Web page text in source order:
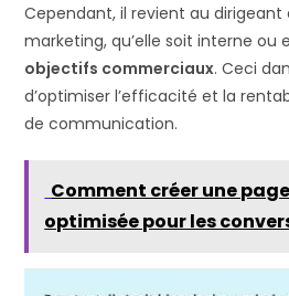
Cependant, il revient au dirigeant
marketing, qu’elle soit interne ou
objectifs commerciaux. Ceci
d’optimiser l’efficacité et la
de communication.
Comment créer une
optimisée pour les